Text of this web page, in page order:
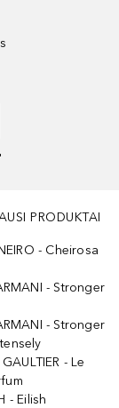
PRODUKTAI
- Cheirosa
- Stronger
- Stronger
- Le
- Eilish